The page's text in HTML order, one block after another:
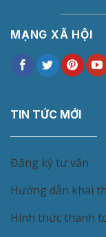
MẠNG XÃ HỘI
TIN TỨC MỚI
Đăng ký tư vấn
Hướng dẫn khai
Hình thức thanh